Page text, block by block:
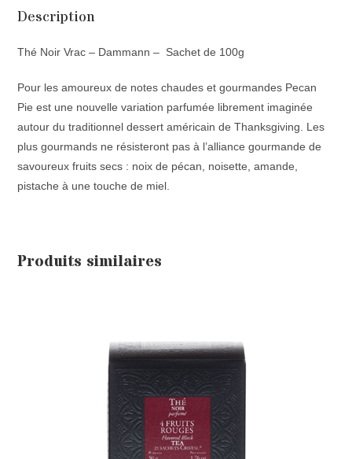
Description
Thé Noir Vrac – Dammann – Sachet de 100g
Pour les amoureux de notes chaudes et gourmandes Pecan
Pie est une nouvelle variation parfumée librement imaginée
autour du traditionnel dessert américain de Thanksgiving. Les
plus gourmands ne résisteront pas à l’alliance gourmande de
savoureux fruits secs : noix de pécan, noisette, amande,
pistache à une touche de miel.
Produits similaires